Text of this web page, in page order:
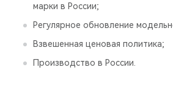
марки в России;
Регулярное обновление
Взвешенная ценовая политика;
Производство в России.